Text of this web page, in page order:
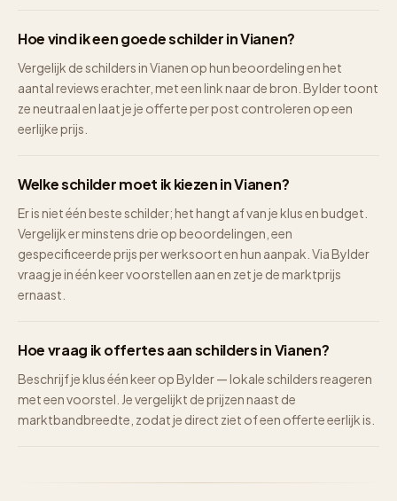
Hoe vind ik een goede schilder in Vianen?
Vergelijk de schilders in Vianen op hun beoordeling en het
aantal reviews erachter, met een link naar de bron. Bylder toont
ze neutraal en laat je je offerte per post controleren op een
eerlijke prijs.
Welke schilder moet ik kiezen in Vianen?
Er is niet één beste schilder; het hangt af van je klus en budget.
Vergelijk er minstens drie op beoordelingen, een
gespecificeerde prijs per werksoort en hun aanpak. Via Bylder
vraag je in één keer voorstellen aan en zet je de marktprijs
ernaast.
Hoe vraag ik offertes aan schilders in Vianen?
Beschrijf je klus één keer op Bylder — lokale schilders reageren
met een voorstel. Je vergelijkt de prijzen naast de
marktbandbreedte, zodat je direct ziet of een offerte eerlijk is.